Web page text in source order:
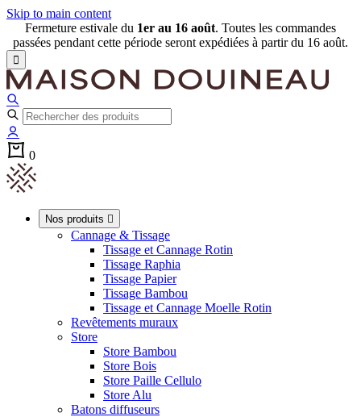
Skip to main content
Fermeture estivale du 1er au 16 août. Toutes les commandes
passées pendant cette période seront expédiées à partir du 16 août.

0
Nos produits 
Cannage & Tissage
Tissage et Cannage Rotin
Tissage Raphia
Tissage Papier
Tissage Bambou
Tissage et Cannage Moelle Rotin
Revêtements muraux
Store
Store Bambou
Store Bois
Store Paille Cellulo
Store Alu
Batons diffuseurs